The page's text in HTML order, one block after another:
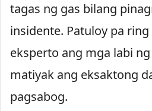
tagas ng gas bilang
insidente. Patuloy pa
eksperto ang mga labi
matiyak ang eksaktong
pagsabog.